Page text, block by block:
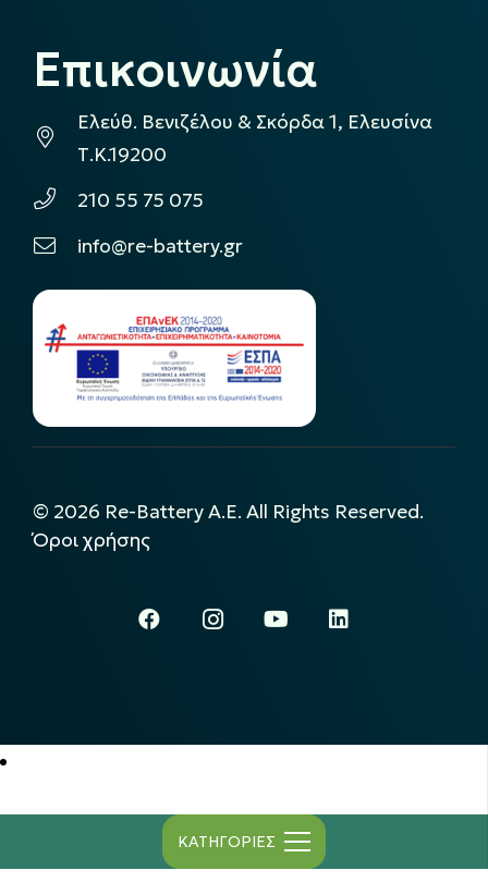
ΚΑΤΗΓΟΡΙΕΣ
Επικοινωνία
Ελεύθ. Βενιζέλου & Σκόρδα 1, Ελευσίνα
Τ.Κ.19200
210 55 75 075
info@re-battery.gr
© 2026 Re-Battery A.E. All Rights Reserved.
Όροι χρήσης